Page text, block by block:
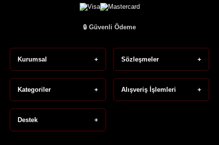
🔒 Güvenli Ödeme
Kurumsal + Sözleşmeler +
Kategoriler + Alışveriş İşlemleri +
Destek +